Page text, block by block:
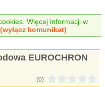
Więcej informacji w
komunikat)
EUROCHRON
(0)